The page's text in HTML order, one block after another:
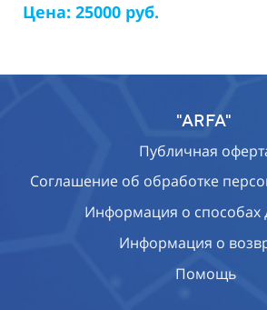
Цена: 25000 руб.
"ARFA"
Публичная
Соглашение об обработке
Информация о способах
Информация о
Помощь